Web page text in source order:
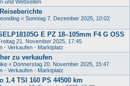
und Webseiten
« Sonntag 7. Dezember 2025, 10:02
E PZ 18–105mm F4 G OSS
21. November 2025, 17:45
- Verkaufen - Marktplatz
zu verkaufen
« Donnerstag 20. November 2025, 15:47
- Verkaufen - Marktplatz
1.4 TSI 160 PS 44500 km